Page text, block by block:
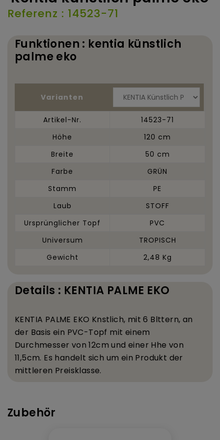
Referenz : 14523-71
Funktionen : kentia künstlich
palme eko
Varianten
Artikel-Nr.
14523-71
Höhe
120 cm
Breite
50 cm
Farbe
GRÜN
Stamm
PE
Laub
STOFF
Ursprünglicher Topf
PVC
Universum
TROPISCH
Gewicht
2,48 Kg
Details : KENTIA PALME EKO
KENTIA PALME EKO Knstlich, mit 6 Blttern, an
der Basis ein PVC-Topf mit einem
Durchmesser von 12cm und einer Hhe von
11,5cm. Es handelt sich um ein Produkt der
mittleren Preisklasse.
Zubehör